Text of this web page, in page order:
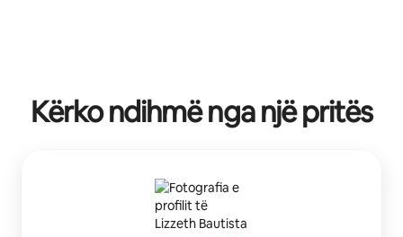
Kërko ndihmë nga një pritës